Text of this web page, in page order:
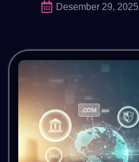
Desember 29, 2025